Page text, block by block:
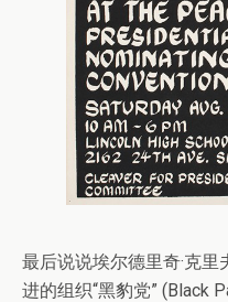
最后说说埃尔德里奇·克里
进的组织“黑豹党” (Black